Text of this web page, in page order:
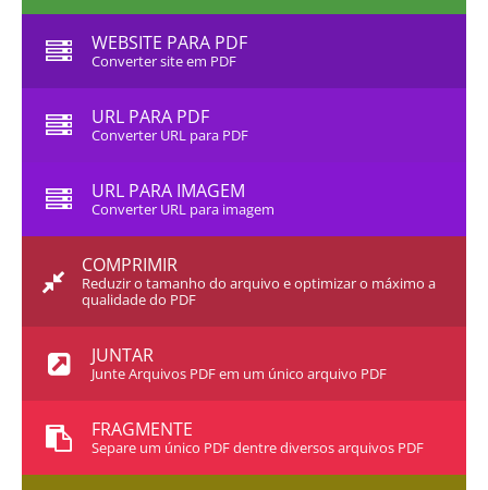
WEBSITE PARA PDF
Converter site em PDF
URL PARA PDF
Converter URL para PDF
URL PARA IMAGEM
Converter URL para imagem
COMPRIMIR
Reduzir o tamanho do arquivo e optimizar o máximo a
qualidade do PDF
JUNTAR
Junte Arquivos PDF em um único arquivo PDF
FRAGMENTE
Separe um único PDF dentre diversos arquivos PDF